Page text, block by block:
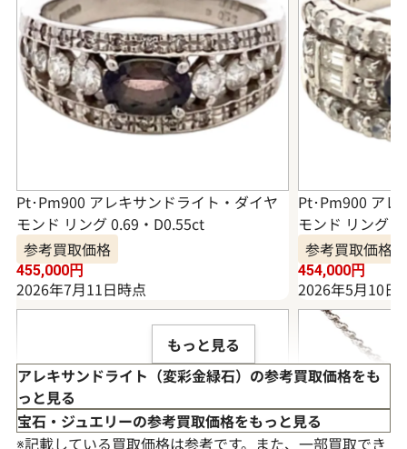
Pt･Pm900 アレキサンドライト・ダイヤ
モンド リング 0.69・D0.55ct
参考買取価格
455,000円
2026年7月11日時点
Pt･Pm900 アレ
モンド リング
参考買取価格
454,000円
2026年5月10日
もっと見る
アレキサンドライト（変彩金緑石）の参考買取価格をも
っと見る
宝石・ジュエリーの参考買取価格をもっと見る
※記載している買取価格は参考です。また、一部買取でき